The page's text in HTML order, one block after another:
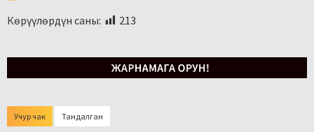
Көрүүлөрдүн саны: 213
Учур чак Тандалган